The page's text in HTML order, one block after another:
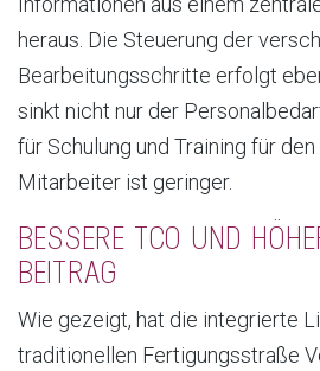
heraus. Die Steuerung der
Bearbeitungsschritte erfolgt
sinkt nicht nur der
für Schulung und Training für
Mitarbeiter ist geringer.
BESSERE TCO UND
BEITRAG
Wie gezeigt, hat die integrierte
traditionellen Fertigungsstraße